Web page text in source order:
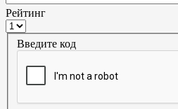
Рейтинг
Введите код